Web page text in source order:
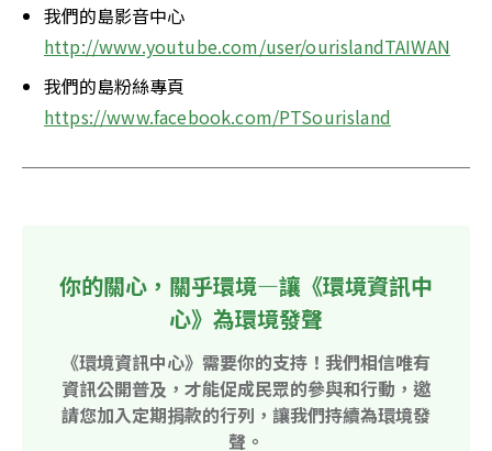
我們的島影音中心
http://www.youtube.com/user/ourislandTAIWAN
我們的島粉絲專頁
https://www.facebook.com/PTSourisland
你的關心，關乎環境—讓《環境資訊中
心》為環境發聲
《環境資訊中心》需要你的支持！我們相信唯有
資訊公開普及，才能促成民眾的參與和行動，邀
請您加入定期捐款的行列，讓我們持續為環境發
聲。